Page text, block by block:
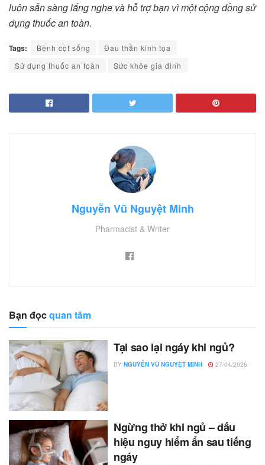
luôn sẵn sàng lắng nghe và hỗ trợ bạn vì một cộng đồng sử
dụng thuốc an toàn.
Tags: Bệnh cột sống
Đau thần kinh tọa
Sử dụng thuốc an toàn
Sức khỏe gia đình
Nguyễn Vũ Nguyệt Minh
Pharmacist & Writer
Bạn đọcquan tâm
Tại sao lại ngáy khi ngủ?
BY NGUYỄN VŨ NGUYỆT MINH 27/04/2026
Ngừng thở khi ngủ – dấu
hiệu nguy hiểm ẩn sau tiếng
ngáy